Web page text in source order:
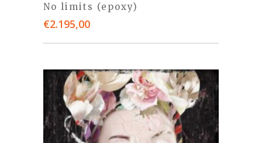
No limits (epoxy)
€2.195,00